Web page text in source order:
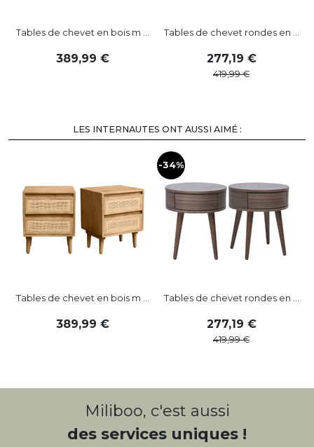
Tables de chevet en bois m ...
389,99
Tables de chevet rondes en ...
277,19
419,99
LES INTERNAUTES ONT AUSSI AIMÉ :
Tables de chevet en bois m ...
389,99
-34%
Tables de chevet rondes en ...
277,19
419,99
Miliboo, c'est aussi
des services uniques !